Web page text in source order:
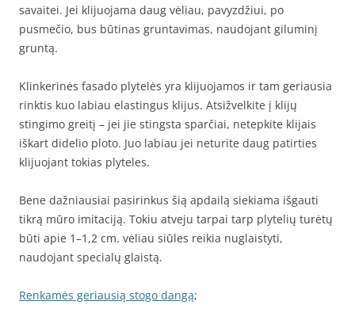
savaitei. Jei klijuojama daug vėliau, pavyzdžiui, po
pusmečio, bus būtinas gruntavimas, naudojant giluminį
gruntą.
Klinkerinės fasado plytelės yra klijuojamos ir tam geriausia
rinktis kuo labiau elastingus klijus. Atsižvelkite į klijų
stingimo greitį – jei jie stingsta sparčiai, netepkite klijais
iškart didelio ploto. Juo labiau jei neturite daug patirties
klijuojant tokias plyteles.
Bene dažniausiai pasirinkus šią apdailą siekiama išgauti
tikrą mūro imitaciją. Tokiu atveju tarpai tarp plytelių turėtų
būti apie 1–1,2 cm. vėliau siūles reikia nuglaistyti,
naudojant specialų glaistą.
Renkamės geriausią stogo dangą;